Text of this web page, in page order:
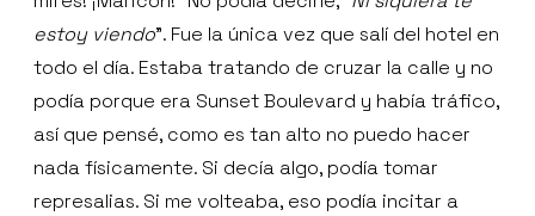
estoy viendo”. Fue la única vez que salí del hotel en
todo el día. Estaba tratando de cruzar la calle y no
podía porque era Sunset Boulevard y había tráfico,
así que pensé, como es tan alto no puedo hacer
nada físicamente. Si decía algo, podía tomar
represalias. Si me volteaba, eso podía incitar a